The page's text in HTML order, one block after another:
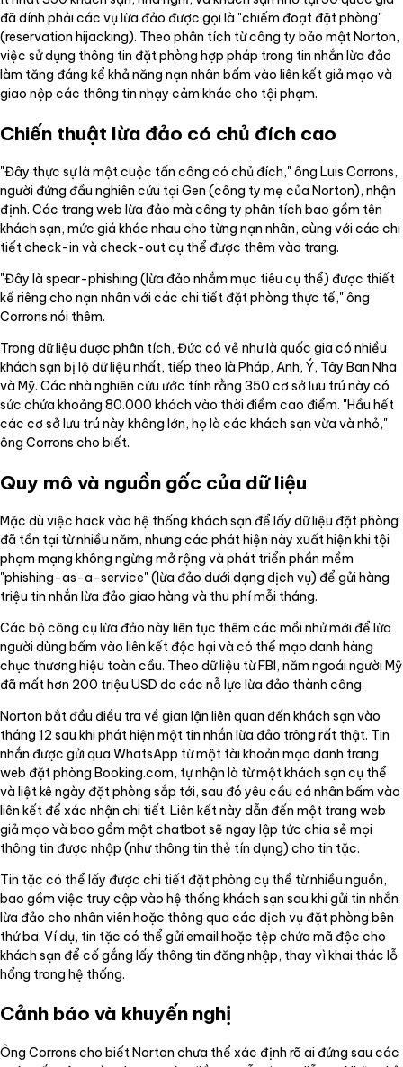
đã dính phải các vụ lừa đảo được gọi là "chiếm đoạt đặt phòng"
(reservation hijacking). Theo phân tích từ công ty bảo mật Norton,
việc sử dụng thông tin đặt phòng hợp pháp trong tin nhắn lừa đảo
làm tăng đáng kể khả năng nạn nhân bấm vào liên kết giả mạo và
giao nộp các thông tin nhạy cảm khác cho tội phạm.
Chiến thuật lừa đảo có chủ đích cao
"Đây thực sự là một cuộc tấn công có chủ đích," ông Luis Corrons,
người đứng đầu nghiên cứu tại Gen (công ty mẹ của Norton), nhận
định. Các trang web lừa đảo mà công ty phân tích bao gồm tên
khách sạn, mức giá khác nhau cho từng nạn nhân, cùng với các chi
tiết check-in và check-out cụ thể được thêm vào trang.
"Đây là spear-phishing (lừa đảo nhắm mục tiêu cụ thể) được thiết
kế riêng cho nạn nhân với các chi tiết đặt phòng thực tế," ông
Corrons nói thêm.
Trong dữ liệu được phân tích, Đức có vẻ như là quốc gia có nhiều
khách sạn bị lộ dữ liệu nhất, tiếp theo là Pháp, Anh, Ý, Tây Ban Nha
và Mỹ. Các nhà nghiên cứu ước tính rằng 350 cơ sở lưu trú này có
sức chứa khoảng 80.000 khách vào thời điểm cao điểm. "Hầu hết
các cơ sở lưu trú này không lớn, họ là các khách sạn vừa và nhỏ,"
ông Corrons cho biết.
Quy mô và nguồn gốc của dữ liệu
Mặc dù việc hack vào hệ thống khách sạn để lấy dữ liệu đặt phòng
đã tồn tại từ nhiều năm, nhưng các phát hiện này xuất hiện khi tội
phạm mạng không ngừng mở rộng và phát triển phần mềm
"phishing-as-a-service" (lừa đảo dưới dạng dịch vụ) để gửi hàng
triệu tin nhắn lừa đảo giao hàng và thu phí mỗi tháng.
Các bộ công cụ lừa đảo này liên tục thêm các mồi nhử mới để lừa
người dùng bấm vào liên kết độc hại và có thể mạo danh hàng
chục thương hiệu toàn cầu. Theo dữ liệu từ FBI, năm ngoái người Mỹ
đã mất hơn 200 triệu USD do các nỗ lực lừa đảo thành công.
Norton bắt đầu điều tra về gian lận liên quan đến khách sạn vào
tháng 12 sau khi phát hiện một tin nhắn lừa đảo trông rất thật. Tin
nhắn được gửi qua WhatsApp từ một tài khoản mạo danh trang
web đặt phòng Booking.com, tự nhận là từ một khách sạn cụ thể
và liệt kê ngày đặt phòng sắp tới, sau đó yêu cầu cá nhân bấm vào
liên kết để xác nhận chi tiết. Liên kết này dẫn đến một trang web
giả mạo và bao gồm một chatbot sẽ ngay lập tức chia sẻ mọi
thông tin được nhập (như thông tin thẻ tín dụng) cho tin tặc.
Tin tặc có thể lấy được chi tiết đặt phòng cụ thể từ nhiều nguồn,
bao gồm việc truy cập vào hệ thống khách sạn sau khi gửi tin nhắn
lừa đảo cho nhân viên hoặc thông qua các dịch vụ đặt phòng bên
thứ ba. Ví dụ, tin tặc có thể gửi email hoặc tệp chứa mã độc cho
khách sạn để cố gắng lấy thông tin đăng nhập, thay vì khai thác lỗ
hổng trong hệ thống.
Cảnh báo và khuyến nghị
Ông Corrons cho biết Norton chưa thể xác định rõ ai đứng sau các